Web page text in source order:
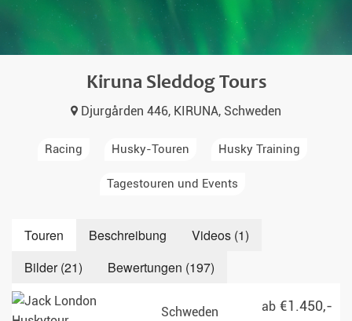
Kiruna Sleddog Tours
Djurgården 446, KIRUNA, Schweden
Racing Husky-Touren Husky Training
Tagestouren und Events
Touren Beschreibung
Videos (1)
Bilder (21)
Bewertungen (197)
ab €1.450,-
Schweden